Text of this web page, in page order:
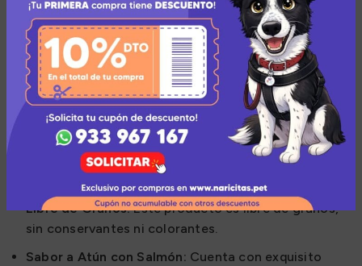
Descripción
Las ventajas de este producto son:
Más Hidratación:Es un alimento especialmente
creado para la pérdida de líquidos que pueda tener
tu gato, para aquellos que están enfermos o
deshidratados
Libre de Granos:Este producto es libre de granos,
sin conservantes ni colorantes.
Sabor a Atún con Salmón: Cuenta con exquisito